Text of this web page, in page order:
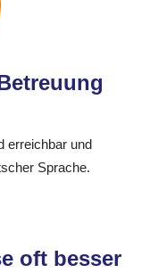
erreichbar und
Sprache.
oft besser